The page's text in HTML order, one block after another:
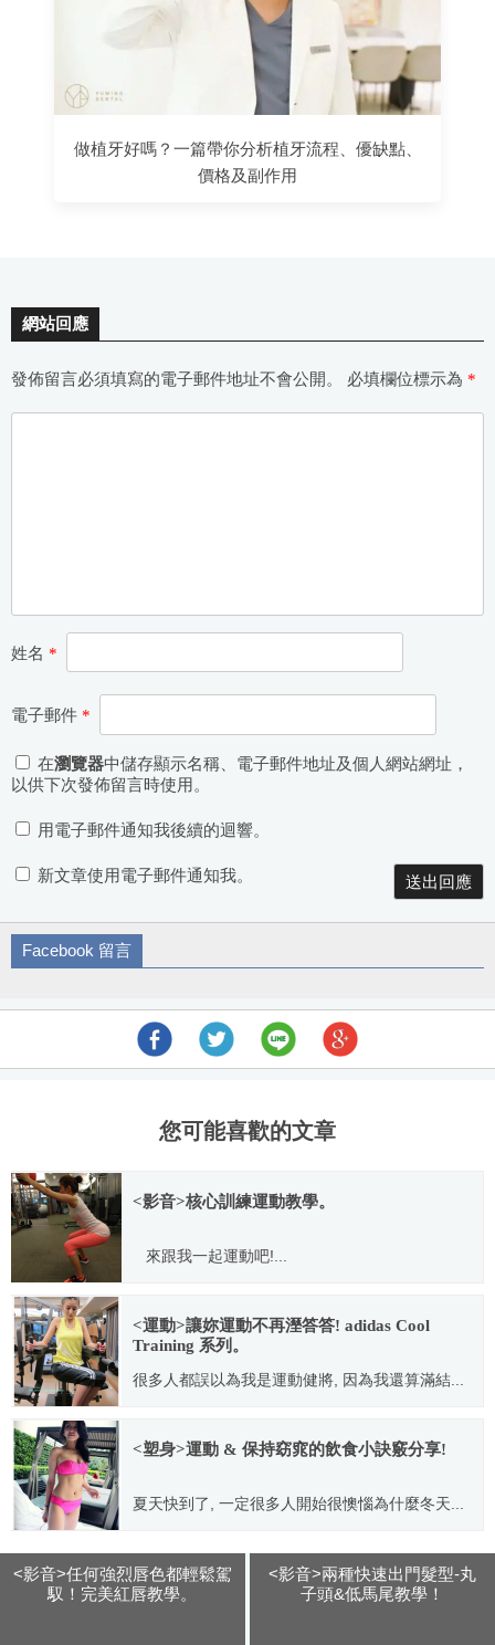
做植牙好嗎？一篇帶你分析植牙流程、優缺點、
價格及副作用
網站回應
發佈留言必須填寫的電子郵件地址不會公開。 必填欄位標示為 *
姓名 *
電子郵件 *
在瀏覽器中儲存顯示名稱、電子郵件地址及個人網站網址，
以供下次發佈留言時使用。
用電子郵件通知我後續的迴響。
新文章使用電子郵件通知我。
Facebook 留言
您可能喜歡的文章
<影音>核心訓練運動教學。
來跟我一起運動吧!...
2014.05.28
<運動>讓妳運動不再溼答答! adidas Cool
Training 系列。
很多人都誤以為我是運動健將, 因為我還算滿結...
2012.02.29
<塑身>運動 & 保持窈窕的飲食小訣竅分享!
夏天快到了, 一定很多人開始很懊惱為什麼冬天...
<影音>任何強烈唇色都輕鬆駕
馭！完美紅唇教學。
<影音>兩種快速出門髮型-丸
子頭&低馬尾教學！